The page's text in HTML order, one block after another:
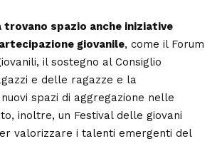
trovano spazio anche iniziative
giovanile, come il Forum
il sostegno al Consiglio
e delle ragazze e la
spazi di aggregazione nelle
inoltre, un Festival delle giovani
valorizzare i talenti emergenti del